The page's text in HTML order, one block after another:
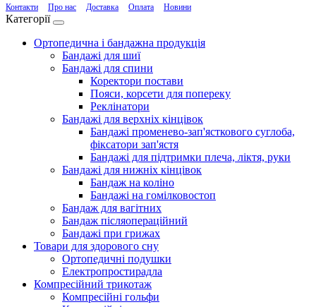
Контакти Про нас Доставка Оплата Новини
Категорії
Ортопедична і бандажна продукція
Бандажі для шиї
Бандажі для спини
Коректори постави
Пояси, корсети для попереку
Реклінатори
Бандажі для верхніх кінцівок
Бандажі променево-зап'ясткового суглоба,
фіксатори зап'ястя
Бандажі для підтримки плеча, ліктя, руки
Бандажі для нижніх кінцівок
Бандаж на коліно
Бандажі на гомілковостоп
Бандаж для вагітних
Бандаж післяопераційний
Бандажі при грижах
Товари для здорового сну
Ортопедичні подушки
Електропростирадла
Компресійний трикотаж
Компресійні гольфи